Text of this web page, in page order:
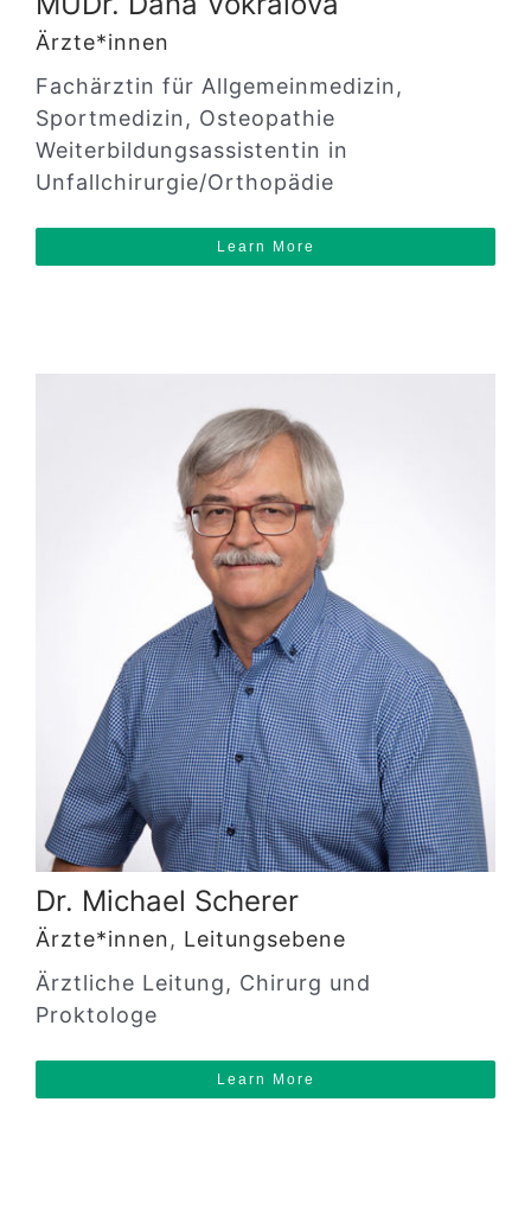
Ärzte*innen
Fachärztin für Allgemeinmedizin,
Sportmedizin, Osteopathie
Weiterbildungsassistentin in
Unfallchirurgie/Orthopädie
Learn More
Dr. Michael Scherer
Ärzte*innen, Leitungsebene
Ärztliche Leitung, Chirurg und
Proktologe
Learn More